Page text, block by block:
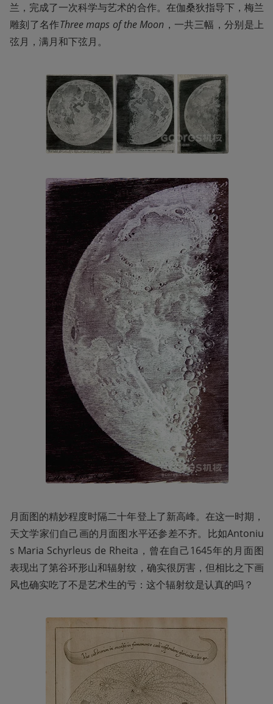
兰，完成了一次科学与艺术的合作。在伽桑狄指导下，梅兰
雕刻了名作Three maps of the Moon ，一共三幅，分别是上
弦月，满月和下弦月。
月面图的精妙程度时隔二十年登上了新高峰。在这一时期，
天文学家们自己画的月面图水平还参差不齐。比如Antoniu
s Maria Schyrleus de Rheita，曾在自己1645年的月面图
表现出了第谷环形山和辐射纹，确实很厉害，但相比之下画
风也确实吃了不是艺术生的亏：这个辐射纹是认真的吗？